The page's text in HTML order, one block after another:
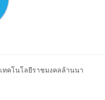
ทคโนโลยีราชมงคลล้านนา